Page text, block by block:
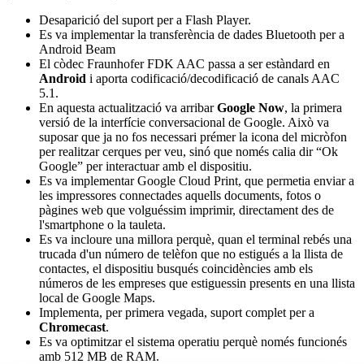
Desaparició del suport per a Flash Player.
Es va implementar la transferència de dades Bluetooth per a
Android Beam
El còdec Fraunhofer FDK AAC passa a ser estàndard en
Android i aporta codificació/decodificació de canals AAC
5.1.
En aquesta actualització va arribarGoogle Now, la primera
versió de la interfície conversacional de Google. Això va
suposar que ja no fos necessari prémer la icona del micròfon
per realitzar cerques per veu, sinó que només calia dir “Ok
Google” per interactuar amb el dispositiu.
Es va implementar Google Cloud Print, que permetia enviar a
les impressores connectades aquells documents, fotos o
pàgines web que volguéssim imprimir, directament des de
l'smartphone o la tauleta.
Es va incloure una millora perquè, quan el terminal rebés una
trucada d'un número de telèfon que no estigués a la llista de
contactes, el dispositiu busqués coincidències amb els
números de les empreses que estiguessin presents en una llista
local de Google Maps.
Implementa, per primera vegada, suport complet per a
Chromecast.
Es va optimitzar el sistema operatiu perquè només funcionés
amb 512 MB de RAM.